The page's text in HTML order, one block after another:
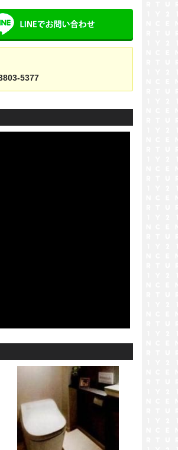
合わせ
5377